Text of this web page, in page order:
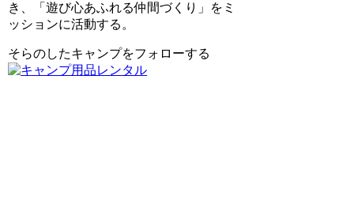
き、「遊び心あふれる仲間づくり」をミ
ッションに活動する。
そらのしたキャンプをフォローする